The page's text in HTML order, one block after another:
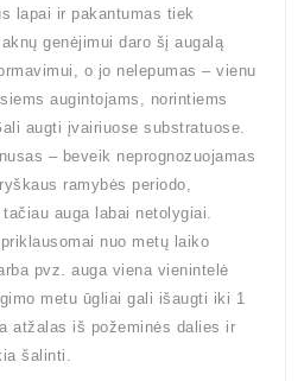
lapai ir pakantumas tiek
genėjimui daro šį augalą
o jo nelepumas – vienu
augintojams, norintiems
augti įvairiuose substratuose.
– beveik neprognozuojamas
ramybės periodo,
auga labai netolygiai.
nuo metų laiko
pvz. auga viena vienintelė
metu ūgliai gali išaugti iki 1
atžalas iš požeminės dalies ir
šalinti.